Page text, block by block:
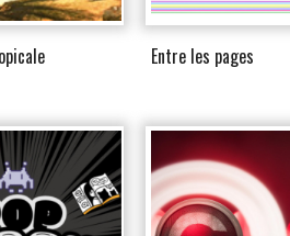
Entre les pages